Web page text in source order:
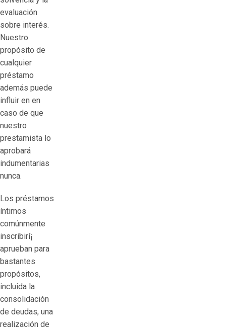
evaluación
sobre interés.
Nuestro
propósito de
cualquier
préstamo
además puede
influir en en
caso de que
nuestro
prestamista lo
aprobará
indumentarias
nunca.
Los préstamos
íntimos
comúnmente
inscribirí¡
aprueban para
bastantes
propósitos,
incluida la
consolidación
de deudas, una
realización de